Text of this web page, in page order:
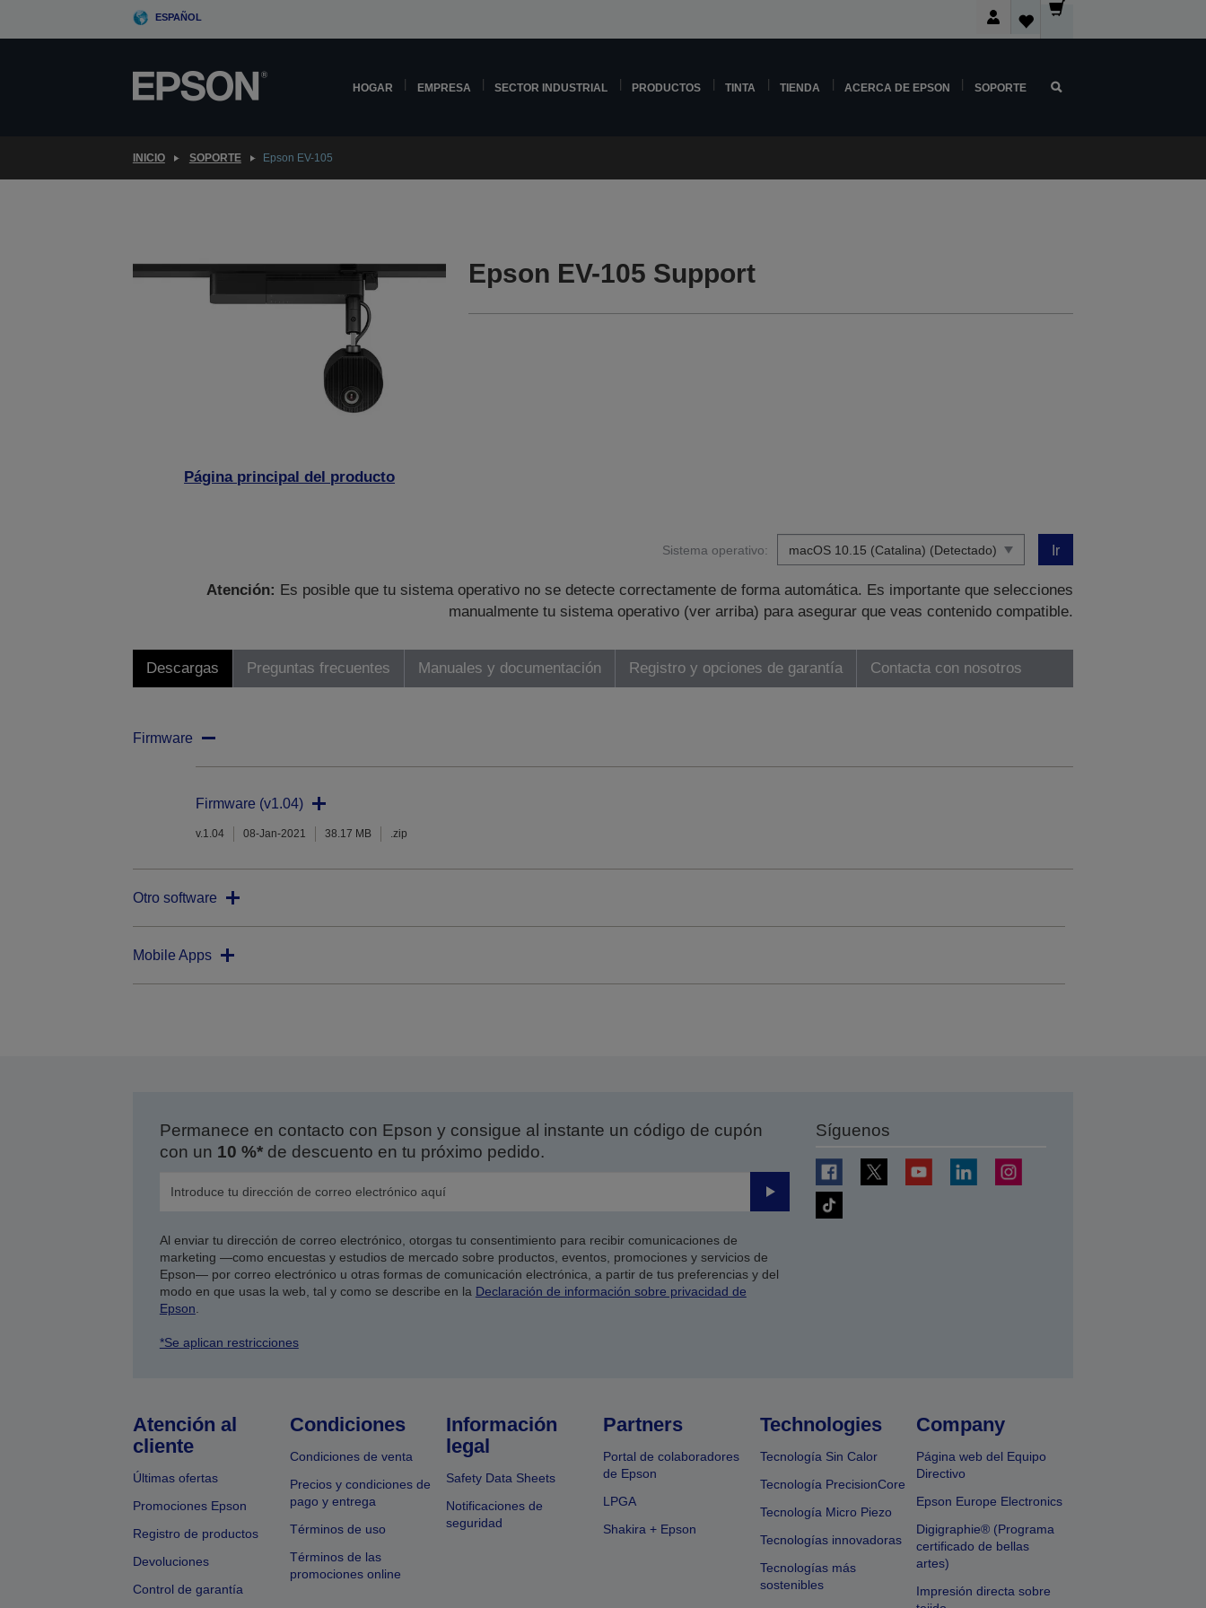
ESPAÑOL
HOGAR EMPRESA SECTOR INDUSTRIAL PRODUCTOS TINTA TIENDA ACERCA DE EPSON SOPORTE
INICIO SOPORTE Epson EV-105
Página principal del producto
Epson EV-105 Support
Sistema operativo: Ir
Atención: Es posible que tu sistema operativo no se detecte correctamente de forma automática. Es importante que selecciones
manualmente tu sistema operativo (ver arriba) para asegurar que veas contenido compatible.
Descargas Preguntas frecuentes Manuales y documentación Registro y opciones de garantía Contacta con nosotros
Firmware
Firmware (v1.04)
v.1.04 08-Jan-2021 38.17 MB .zip
Otro software
Mobile Apps
Permanece en contacto con Epson y consigue al instante un código de cupón
con un 10 %*de descuento en tu próximo pedido.
Enviar
Al enviar tu dirección de correo electrónico, otorgas tu consentimiento para recibir comunicaciones de
marketing —como encuestas y estudios de mercado sobre productos, eventos, promociones y servicios de
Epson— por correo electrónico u otras formas de comunicación electrónica, a partir de tus preferencias y del
modo en que usas la web, tal y como se describe en la Declaración de información sobre privacidad de
Epson.
*Se aplican restricciones
Síguenos
Atención al
cliente
Últimas ofertas
Promociones Epson
Registro de productos
Devoluciones
Control de garantía
Condiciones
Condiciones de venta
Precios y condiciones de
pago y entrega
Términos de uso
Términos de las
promociones online
Información
legal
Safety Data Sheets
Notificaciones de
seguridad
Partners
Portal de colaboradores
de Epson
LPGA
Shakira + Epson
Technologies
Tecnología Sin Calor
Tecnología PrecisionCore
Tecnología Micro Piezo
Tecnologías innovadoras
Tecnologías más
sostenibles
Company
Página web del Equipo
Directivo
Epson Europe Electronics
Digigraphie® (Programa
certificado de bellas
artes)
Impresión directa sobre